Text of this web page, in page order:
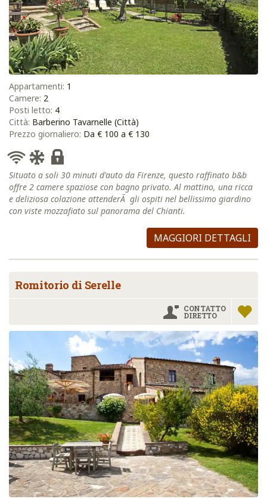
Appartamenti: 1
Camere: 2
Posti letto: 4
Città: Barberino Tavarnelle (Città)
Prezzo giornaliero: Da € 100 a € 130
Situato a soli 30 minuti d'auto da Firenze, questo raffinato b&b
offre 2 camere spaziose con bagno privato. Al mattino, una ricca
e deliziosa colazione attenderÃ gli ospiti nel bellissimo giardino
con viste mozzafiato sul panorama del Chianti.
MAGGIORI DETTAGLI
Romitorio di Serelle
CONTATTO
DIRETTO